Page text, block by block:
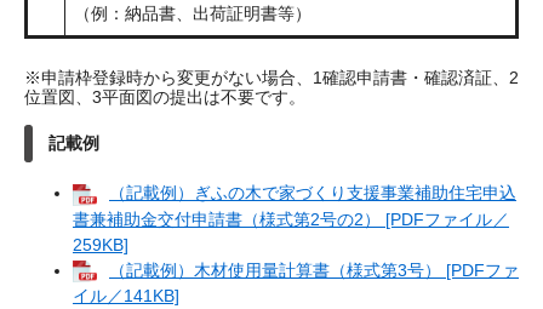
（例：納品書、出荷証明書等）
​※申請枠登録時から変更がない場合、1確認申請書・確認済証、2
位置図、3平面図の提出は不要です。
記載例
（記載例）ぎふの木で家づくり支援事業補助住宅申込
書兼補助金交付申請書（様式第2号の2） [PDFファイル／
259KB]
（記載例）木材使用量計算書（様式第3号） [PDFファ
イル／141KB]